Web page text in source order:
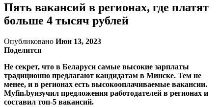
Пять вакансий в регионах, где платят
больше 4 тысяч рублей
Опубликовано Июн 13, 2023
Поделится
Не секрет, что в Беларуси самые высокие зарплаты
традиционно предлагают кандидатам в Минске. Тем не
менее, и в регионах есть высокооплачиваемые вакансии.
Myfin.byизучил предложения работодателей в регионах и
составил топ-5 вакансий.